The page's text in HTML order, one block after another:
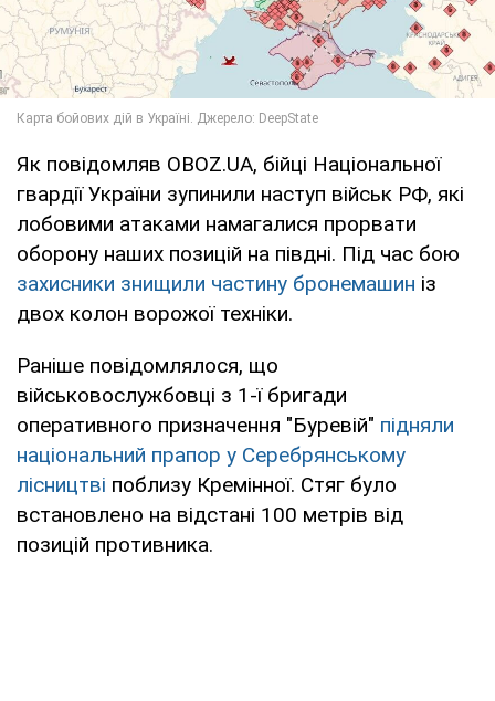
Як повідомляв OBOZ.UA, бійці Національної
гвардії України зупинили наступ військ РФ, які
лобовими атаками намагалися прорвати
оборону наших позицій на півдні. Під час бою
захисники знищили частину бронемашин із
двох колон ворожої техніки.
Раніше повідомлялося, що
військовослужбовці з 1-ї бригади
оперативного призначення "Буревій" підняли
національний прапор у Серебрянському
лісництві поблизу Кремінної. Стяг було
встановлено на відстані 100 метрів від
позицій противника.